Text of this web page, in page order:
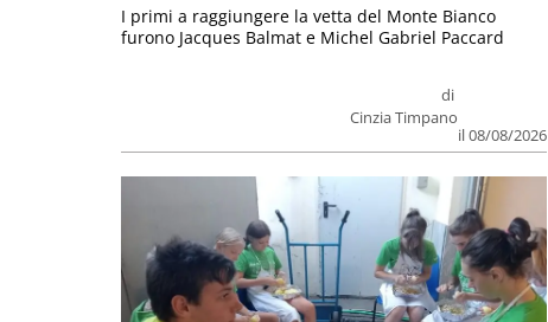
di
Cinzia Timpano
il 08/08/2026
I primi a raggiungere la vetta del Monte Bianco
furono Jacques Balmat e Michel Gabriel Paccard